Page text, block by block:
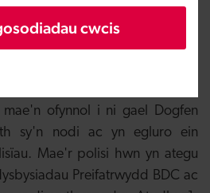
cwcis
(“DBW ”, “ni ”, “ninnau ”,
categori arbennig a data
ofynnol i ni gael Dogfen
sy'n nodi ac yn egluro ein
Mae'r polisi hwn yn ategu
Preifatrwydd BDC ac